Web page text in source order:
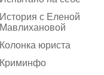
История с Еленой
Мавлихановой
Колонка юриста
Криминфо